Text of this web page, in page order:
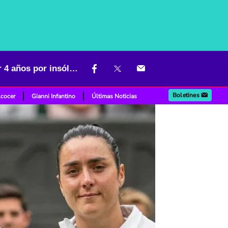
Escándalo en el tenis: campeona de Wimbledon fue sancionada por 4 años por insólita razón
Gianni Infantino Últimas Noticias Boletines